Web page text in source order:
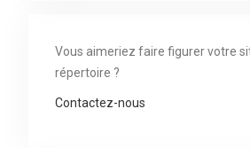
Vous aimeriez faire figurer votre
répertoire ?
Contactez-nous